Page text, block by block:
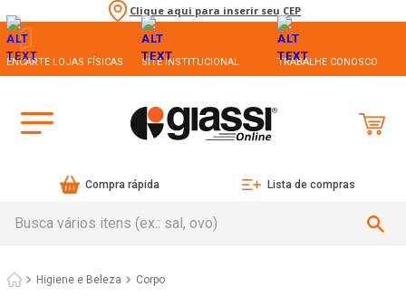
Clique aqui para inserir seu CEP
ENCARTE LOJAS FÍSICAS SITE INSTITUCIONAL TRABALHE CONOSCO
Compra rápida Lista de compras
Higiene e Beleza Corpo